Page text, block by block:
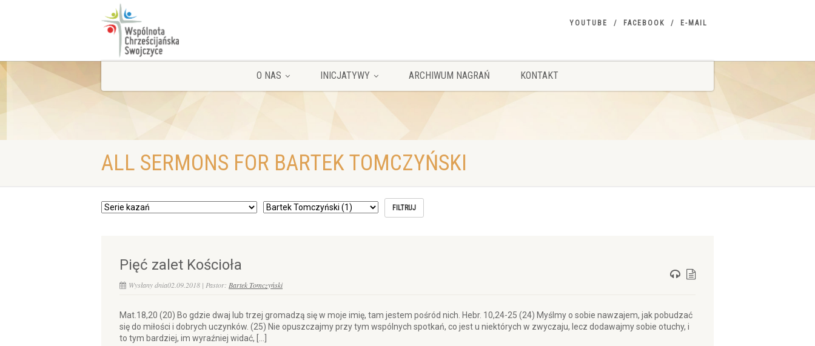
YOUTUBE FACEBOOK E-MAIL
O NAS INICJATYWY ARCHIWUM NAGRAŃ KONTAKT
ALL SERMONS FOR BARTEK TOMCZYŃSKI
Pięć zalet Kościoła
Wysłany dnia02.09.2018 | Pastor: Bartek Tomczyński
Mat.18,20 (20) Bo gdzie dwaj lub trzej gromadzą się w moje imię, tam jestem pośród nich. Hebr. 10,24-25 (24) Myślmy o sobie nawzajem, jak pobudzać
się do miłości i dobrych uczynków. (25) Nie opuszczajmy przy tym wspólnych spotkań, co jest u niektórych w zwyczaju, lecz dodawajmy sobie otuchy, i
to tym bardziej, im wyraźniej widać, […]